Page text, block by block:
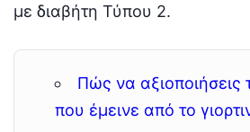
με διαβήτη Τύπου 2.
Πώς να αξιοποιήσεις
που έμεινε από το